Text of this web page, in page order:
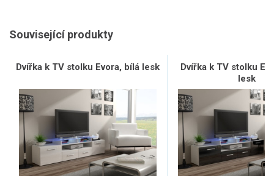
Související produkty
Dvířka k TV stolku Evora, bílá lesk
Dvířka k TV stolku
lesk